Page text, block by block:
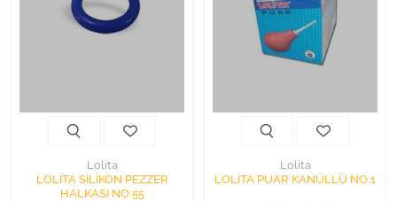
Lolita
LOLİTA SİLİKON PEZZER
HALKASI NO:55
Lolita
LOLİTA PUAR KANÜLLÜ NO:1